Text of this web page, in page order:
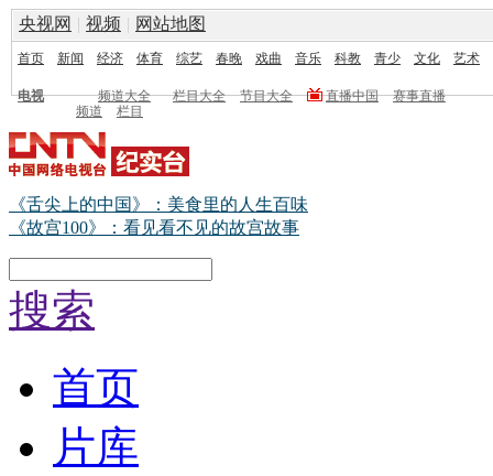
央视网 | 视频 | 网站地图
首页 新闻 经济 体育 综艺 春晚 戏曲 音乐 科教 青少 文化 艺术
电视 频道大全 栏目大全 节目大全 直播中国
赛事直播
频道
栏目
《舌尖上的中国》：美食里的人生百味
《故宫100》：看见看不见的故宫故事
搜索
首页
片库